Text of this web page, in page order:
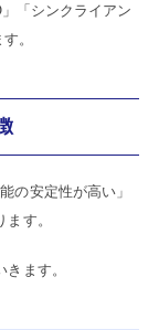
「シンクライアン
。
の安定性が高い」
す。
ます。